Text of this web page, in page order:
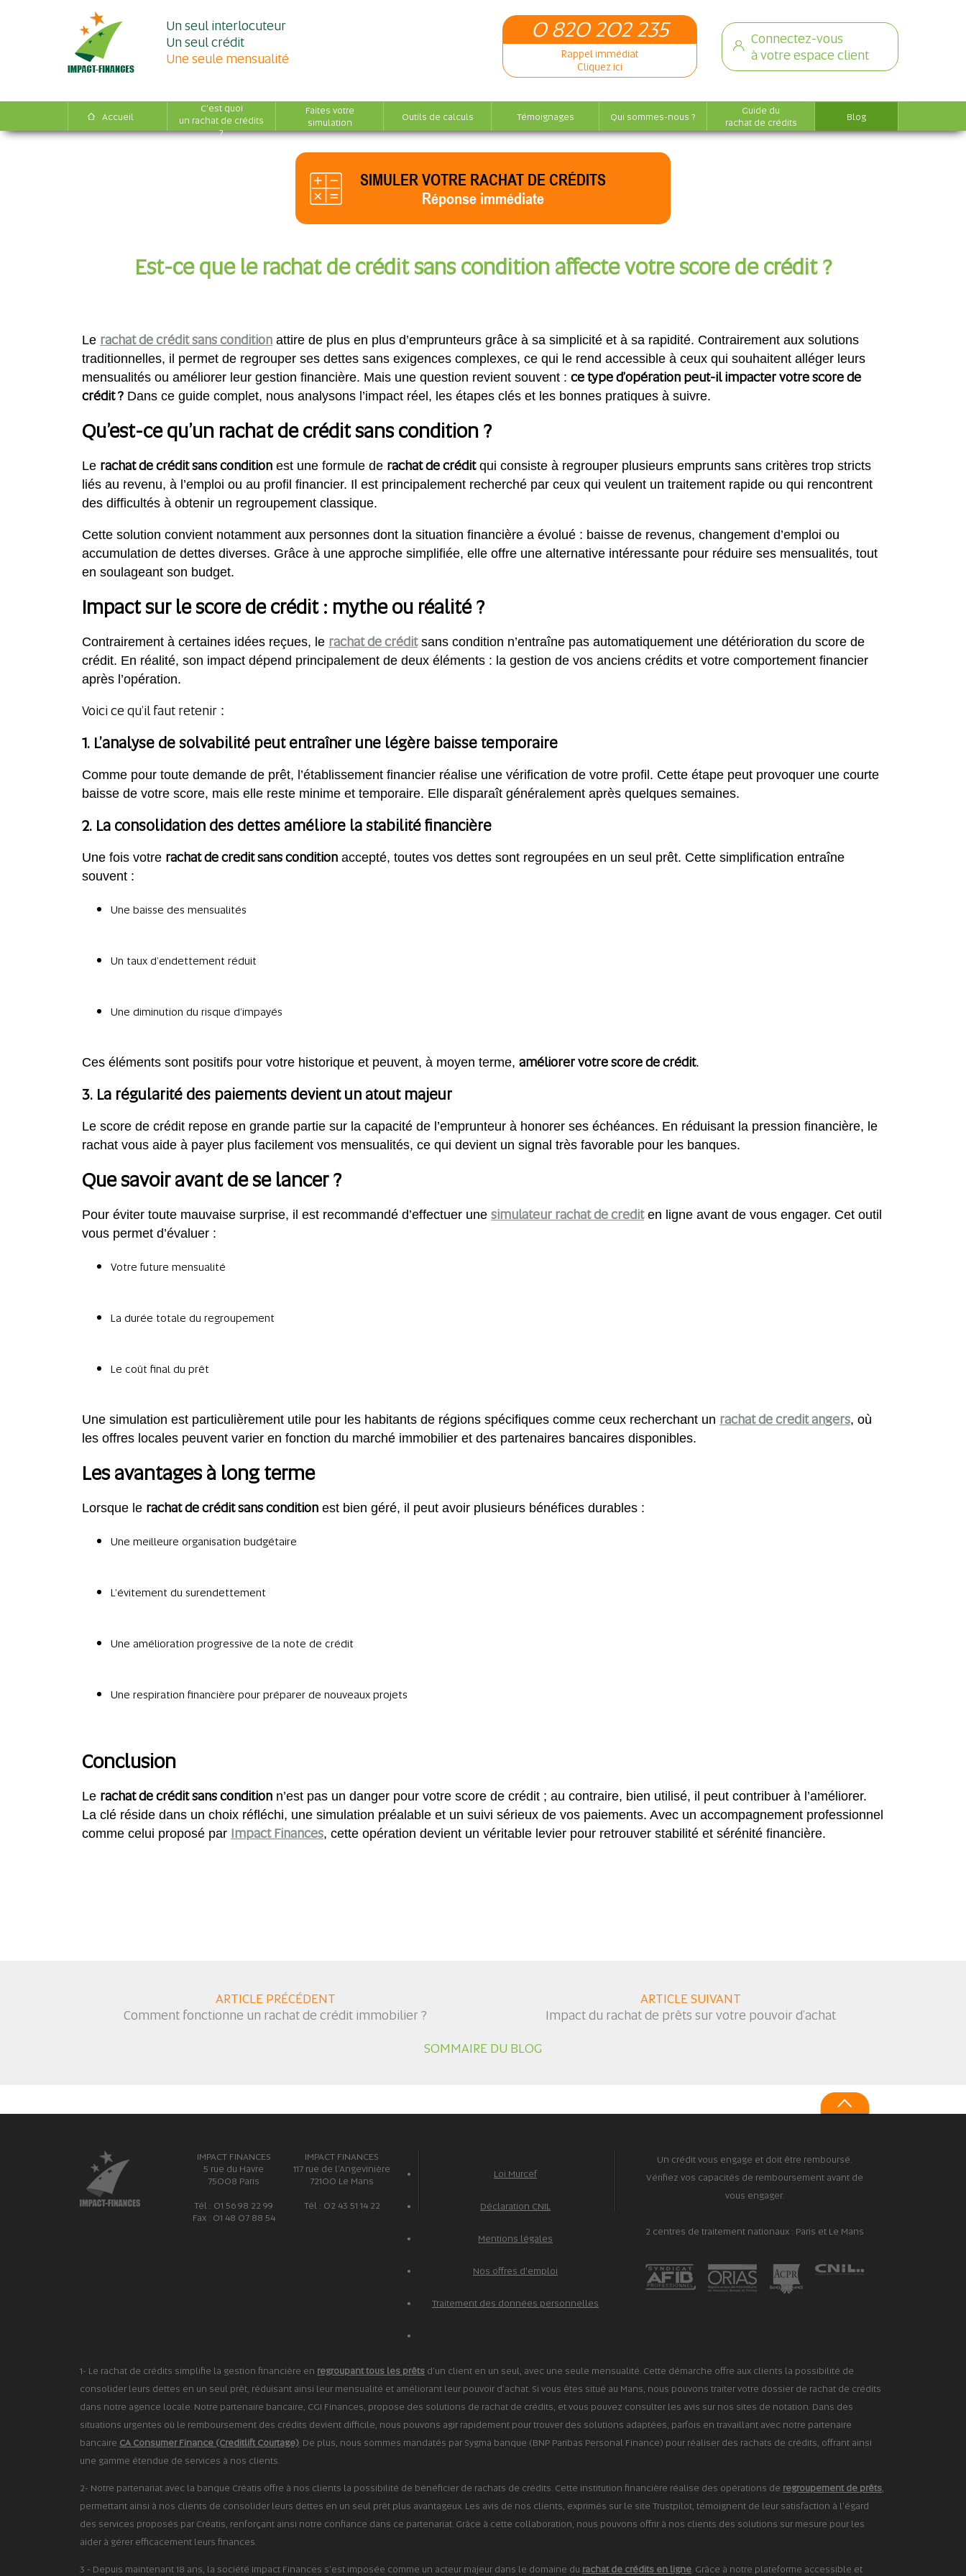
Un seul interlocuteur
Un seul crédit
Une seule mensualité
0 820 202 235
Rappel immédiat
Cliquez ici
Connectez-vous
à votre espace client
Accueil
C'est quoi
un rachat de crédits
?
Faites votre
simulation
Outils de calculs Témoignages Qui sommes-nous ?
Guide du
rachat de crédits
Blog
SIMULER VOTRE RACHAT DE CRÉDITS
Réponse immédiate
Est-ce que le rachat de crédit sans condition affecte votre score de crédit ?
Le rachat de crédit sans condition attire de plus en plus d’emprunteurs grâce à sa simplicité et à sa rapidité. Contrairement aux solutions
traditionnelles, il permet de regrouper ses dettes sans exigences complexes, ce qui le rend accessible à ceux qui souhaitent alléger leurs
mensualités ou améliorer leur gestion financière. Mais une question revient souvent :ce type d’opération peut-il impacter votre score de
crédit ? Dans ce guide complet, nous analysons l’impact réel, les étapes clés et les bonnes pratiques à suivre.
Qu’est-ce qu’un rachat de crédit sans condition ?
Le rachat de crédit sans condition est une formule de rachat de créditqui consiste à regrouper plusieurs emprunts sans critères trop stricts
liés au revenu, à l’emploi ou au profil financier. Il est principalement recherché par ceux qui veulent un traitement rapide ou qui rencontrent
des difficultés à obtenir un regroupement classique.
Cette solution convient notamment aux personnes dont la situation financière a évolué : baisse de revenus, changement d’emploi ou
accumulation de dettes diverses. Grâce à une approche simplifiée, elle offre une alternative intéressante pour réduire ses mensualités, tout
en soulageant son budget.
Impact sur le score de crédit : mythe ou réalité ?
Contrairement à certaines idées reçues, le rachat de créditsans condition n’entraîne pas automatiquement une détérioration du score de
crédit. En réalité, son impact dépend principalement de deux éléments : la gestion de vos anciens crédits et votre comportement financier
après l’opération.
Voici ce qu’il faut retenir :
1. L’analyse de solvabilité peut entraîner une légère baisse temporaire
Comme pour toute demande de prêt, l’établissement financier réalise une vérification de votre profil. Cette étape peut provoquer une courte
baisse de votre score, mais elle reste minime et temporaire. Elle disparaît généralement après quelques semaines.
2. La consolidation des dettes améliore la stabilité financière
Une fois votre rachat de credit sans condition accepté, toutes vos dettes sont regroupées en un seul prêt. Cette simplification entraîne
souvent :
Une baisse des mensualités
Un taux d’endettement réduit
Une diminution du risque d’impayés
Ces éléments sont positifs pour votre historique et peuvent, à moyen terme,améliorer votre score de crédit.
3. La régularité des paiements devient un atout majeur
Le score de crédit repose en grande partie sur la capacité de l’emprunteur à honorer ses échéances. En réduisant la pression financière, le
rachat vous aide à payer plus facilement vos mensualités, ce qui devient un signal très favorable pour les banques.
Que savoir avant de se lancer ?
Pour éviter toute mauvaise surprise, il est recommandé d’effectuer unesimulateur rachat de crediten ligne avant de vous engager. Cet outil
vous permet d’évaluer :
Votre future mensualité
La durée totale du regroupement
Le coût final du prêt
Une simulation est particulièrement utile pour les habitants de régions spécifiques comme ceux recherchant un rachat de credit angers, où
les offres locales peuvent varier en fonction du marché immobilier et des partenaires bancaires disponibles.
Les avantages à long terme
Lorsque le rachat de crédit sans condition est bien géré, il peut avoir plusieurs bénéfices durables :
Une meilleure organisation budgétaire
L’évitement du surendettement
Une amélioration progressive de la note de crédit
Une respiration financière pour préparer de nouveaux projets
Conclusion
Le rachat de crédit sans condition n’est pas un danger pour votre score de crédit ; au contraire, bien utilisé, il peut contribuer à l’améliorer.
La clé réside dans un choix réfléchi, une simulation préalable et un suivi sérieux de vos paiements. Avec un accompagnement professionnel
comme celui proposé par Impact Finances, cette opération devient un véritable levier pour retrouver stabilité et sérénité financière.
ARTICLE PRÉCÉDENT
Comment fonctionne un rachat de crédit immobilier ?
ARTICLE SUIVANT
Impact du rachat de prêts sur votre pouvoir d’achat
SOMMAIRE DU BLOG
IMPACT FINANCES
5 rue du Havre
75008 Paris
Tél : 01 56 98 22 99
Fax : 01 48 07 88 54
IMPACT FINANCES
117 rue de l'Angevinière
72100 Le Mans
Tél : 02 43 51 14 22
Loi Murcef
Déclaration CNIL
Mentions légales
Nos offres d'emploi
Traitement des données personnelles
Un crédit vous engage et doit être remboursé.
Vérifiez vos capacités de remboursement avant de
vous engager.
2 centres de traitement nationaux : Paris et Le Mans
1- Le rachat de crédits simplifie la gestion financière en regroupant tous les prêts d'un client en un seul, avec une seule mensualité. Cette démarche offre aux clients la possibilité de
consolider leurs dettes en un seul prêt, réduisant ainsi leur mensualité et améliorant leur pouvoir d'achat. Si vous êtes situé au Mans, nous pouvons traiter votre dossier de rachat de crédits
dans notre agence locale. Notre partenaire bancaire, CGI Finances, propose des solutions de rachat de crédits, et vous pouvez consulter les avis sur nos sites de notation. Dans des
situations urgentes où le remboursement des crédits devient difficile, nous pouvons agir rapidement pour trouver des solutions adaptées, parfois en travaillant avec notre partenaire
bancaire CA Consumer Finance (Creditlift Courtage). De plus, nous sommes mandatés par Sygma banque (BNP Paribas Personal Finance) pour réaliser des rachats de crédits, offrant ainsi
une gamme étendue de services à nos clients.
2- Notre partenariat avec la banque Créatis offre à nos clients la possibilité de bénéficier de rachats de crédits. Cette institution financière réalise des opérations de regroupement de prêts,
permettant ainsi à nos clients de consolider leurs dettes en un seul prêt plus avantageux. Les avis de nos clients, exprimés sur le site Trustpilot, témoignent de leur satisfaction à l'égard
des services proposés par Créatis, renforçant ainsi notre confiance dans ce partenariat. Grâce à cette collaboration, nous pouvons offrir à nos clients des solutions sur mesure pour les
aider à gérer efficacement leurs finances.
3 - Depuis maintenant 18 ans, la société Impact Finances s'est imposée comme un acteur majeur dans le domaine du rachat de crédits en ligne. Grâce à notre plateforme accessible et